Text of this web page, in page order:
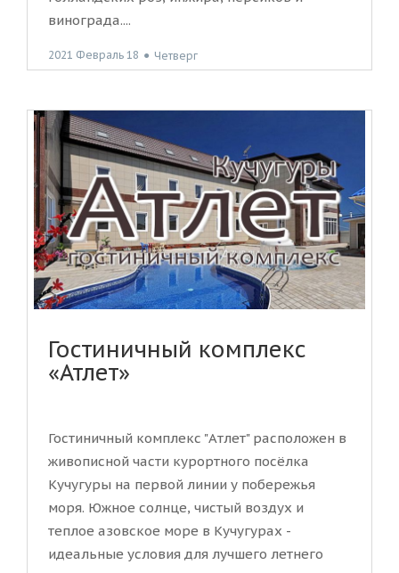
винограда....
2021 Февраль 18 ● Четверг
Гостиничный комплекс
«Атлет»
Гостиничный комплекс "Атлет" расположен в
живописной части курортного посёлка
Кучугуры на первой линии у побережья
моря. Южное солнце, чистый воздух и
теплое азовское море в Кучугурах -
идеальные условия для лучшего летнего